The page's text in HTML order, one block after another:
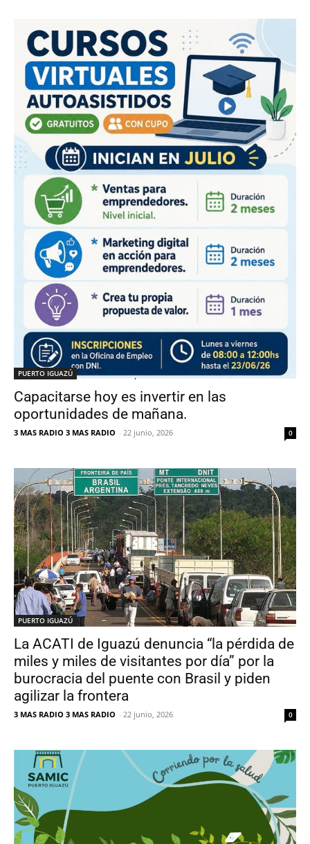
PUERTO IGUAZÚ
Capacitarse hoy es invertir en las
oportunidades de mañana.
3 MAS RADIO 3 MAS RADIO - 22 junio, 2026 0
PUERTO IGUAZÚ
La ACATI de Iguazú denuncia “la pérdida de
miles y miles de visitantes por día” por la
burocracia del puente con Brasil y piden
agilizar la frontera
3 MAS RADIO 3 MAS RADIO - 22 junio, 2026 0